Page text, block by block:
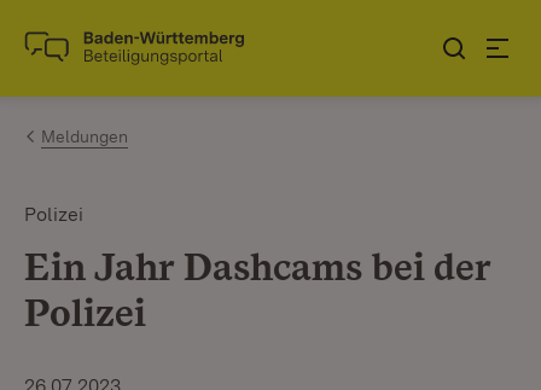
Zum Inhalt springen
Link zur Startseite
Meldungen
Polizei
Ein Jahr Dashcams bei der
Polizei